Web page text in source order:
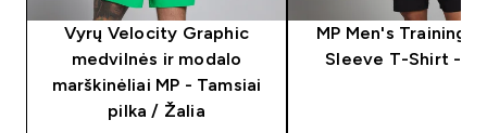
Vyrų Velocity Graphic
medvilnės ir modalo
marškinėliai MP - Tamsiai
pilka / Žalia
MP Men's Training
Sleeve T-Shirt -